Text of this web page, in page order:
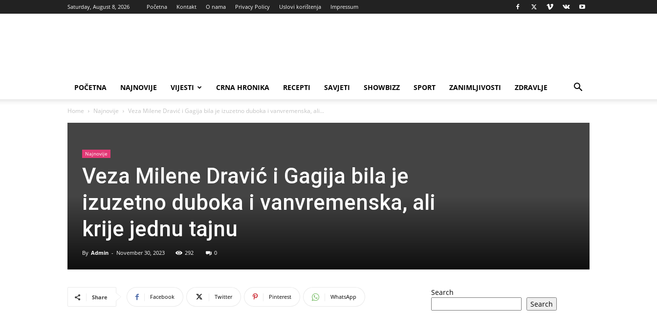
Saturday, August 8, 2026 Početna Kontakt O nama Privacy Policy Uslovi korištenja Impressum
POČETNA NAJNOVIJE VIJESTI CRNA HRONIKA RECEPTI SAVJETI SHOWBIZZ SPORT ZANIMLJIVOSTI ZDRAVLJE
Home Najnovije Veza Milene Dravić i Gagija bila je izuzetno duboka i vanvremenska, ali...
Najnovije
Veza Milene Dravić i Gagija bila je
izuzetno duboka i vanvremenska, ali
krije jednu tajnu
By Admin - November 30, 2023 292 0
Share Facebook Twitter Pinterest WhatsApp
Search
Search